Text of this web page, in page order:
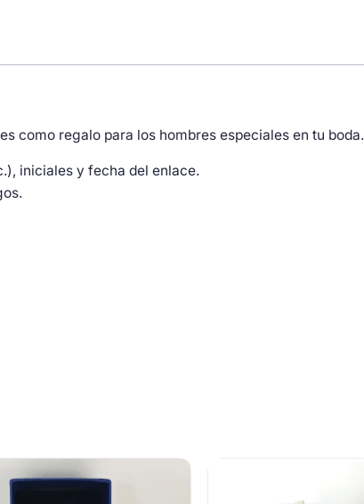
como regalo para los hombres especiales en tu boda.
iniciales y fecha del enlace.